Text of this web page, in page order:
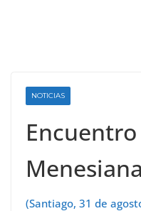
NOTICIAS
Menesiana
(Santiago, 31 de